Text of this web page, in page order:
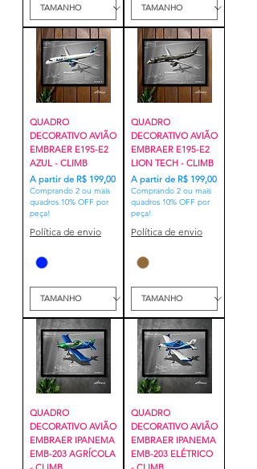
QUADRO
DECORATIVO AVIÃO
EMBRAER E195-E2
AZUL - CLIMB
A partir de R$ 199,00
Preço promocional
Comprando 2 ou mais
quadros 10% OFF por
peça!
Política de envio
QUADRO
DECORATIVO AVIÃO
EMBRAER E195-E2
LION TECH - CLIMB
A partir de R$ 199,00
Preço promocional
Comprando 2 ou mais
quadros 10% OFF por
peça!
Política de envio
QUADRO
DECORATIVO AVIÃO
EMBRAER IPANEMA
EMB-203 AGRÍCOLA
QUADRO
DECORATIVO AVIÃO
EMBRAER IPANEMA
EMB-203 ELÉTRICO